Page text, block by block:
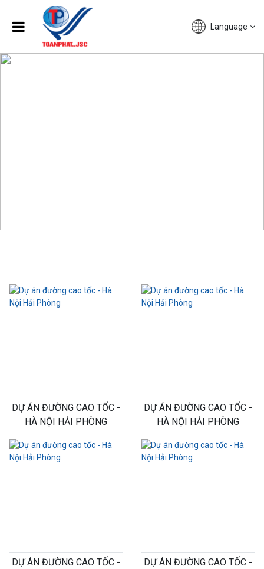
Language
DỰ ÁN ĐƯỜNG CAO TỐC -
HÀ NỘI HẢI PHÒNG
DỰ ÁN ĐƯỜNG CAO TỐC -
HÀ NỘI HẢI PHÒNG
DỰ ÁN ĐƯỜNG CAO TỐC -
DỰ ÁN ĐƯỜNG CAO TỐC -